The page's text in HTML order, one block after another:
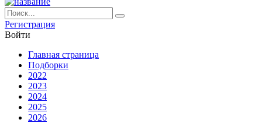
Ре­ги­ст­ра­ция
Вой­ти
Глав­ная стра­ни­ца
Подборки
2022
2023
2024
2025
2026